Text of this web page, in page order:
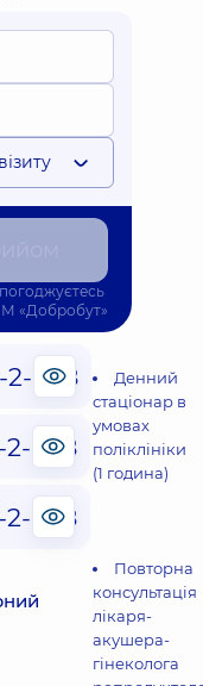
Денний
стаціонар в
умовах
поліклініки
(1 година)
Повторна
консультація
лікаря-
акушера-
гінеколога
«Добробут»
2-888
2-888
2-888